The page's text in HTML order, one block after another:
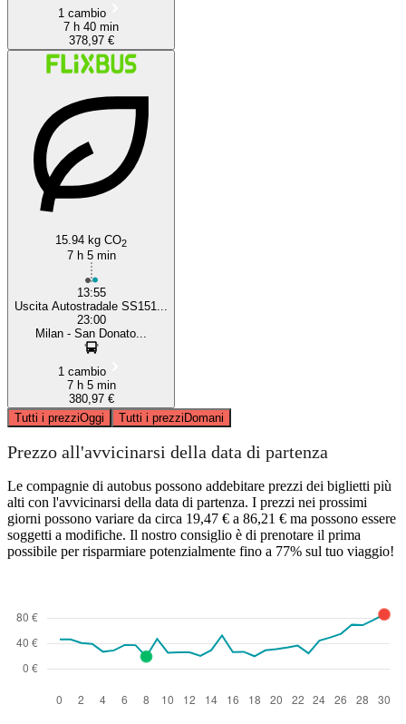
1 cambio
7 h 40 min
378,97 €
15.94 kg CO2
7 h 5 min
13:55
Uscita Autostradale SS151...
23:00
Milan - San Donato...
1 cambio
7 h 5 min
380,97 €
Tutti i prezziOggi Tutti i prezziDomani
Prezzo all'avvicinarsi della data di partenza
Le compagnie di autobus possono addebitare prezzi dei biglietti più
alti con l'avvicinarsi della data di partenza. I prezzi nei prossimi
giorni possono variare da circa 19,47 € a 86,21 € ma possono essere
soggetti a modifiche. Il nostro consiglio è di prenotare il prima
possibile per risparmiare potenzialmente fino a 77% sul tuo viaggio!